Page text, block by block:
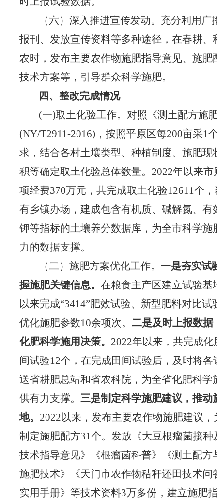
（六）深入推进宣传发动。 充分利用广
报刊、发放宣传资料等多种途径， 在春耕、
农时，发布主要农作物施肥指导意见、施肥
技术方案等，引导群众科学施肥。
四、整改完成情况
(一)取土化验工作。 对照《测土配方施
(NY/T2911-2016)，按照平原区每200亩采1
求，结合各村土壤类型、种植制度、施肥现
积等确定取土化验总体数量。2022年以来
项经费370万元， 共完成取土化验12611个
有乡镇办场，建成包含有机质、碱解氮、有
钾等指标的土壤养分数据库，为全市科学施
力的数据支撑。
（二）施肥方案优化工作。 一是夯实试
握施肥关键信息。 在粮食主产区建立试验基
以来完成“3414”肥效试验、新型肥料对比试
优化施肥参数10余项次。 二是及时上报数据
化肥科学施用决策。 2022年以来， 共完成化
间试验12个，在完成田间试验后，及时将各
送省耕肥总站和省农科院，为全省化肥科学
供有力支撑。 三是制定科学施肥建议，推动
地。 2022以来， 发布主要农作物施肥建议，
制定施肥配方31个。发放《大豆根瘤菌接种
技术指导意见》《根瘤菌科普》《测土配方
施肥技术》《天门市农作物秸秆还田技术问
实用手册》等技术资料3万多份，建立施肥